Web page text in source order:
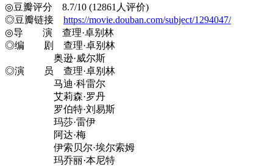
◎豆瓣评分 8.7/10 (12861人评价)
◎豆瓣链接 https://movie.douban.com/subject/1294047/
◎导 演 查理·卓别林
◎编 剧 查理·卓别林
奥逊·威尔斯
◎演 员 查理·卓别林
马迪·科雷尔
艾莉森·罗丹
罗伯特·刘易斯
玛莎·雷伊
阿达·梅
伊索贝尔·埃尔索姆
玛乔丽·本尼特